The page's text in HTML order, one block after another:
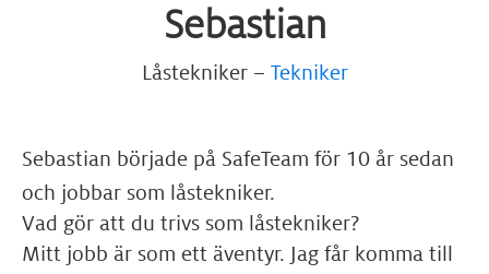
Sebastian
Låstekniker – Tekniker
Sebastian började på SafeTeam för 10 år sedan
och jobbar som låstekniker.
Vad gör att du trivs som låstekniker?
Mitt jobb är som ett äventyr. Jag får komma till